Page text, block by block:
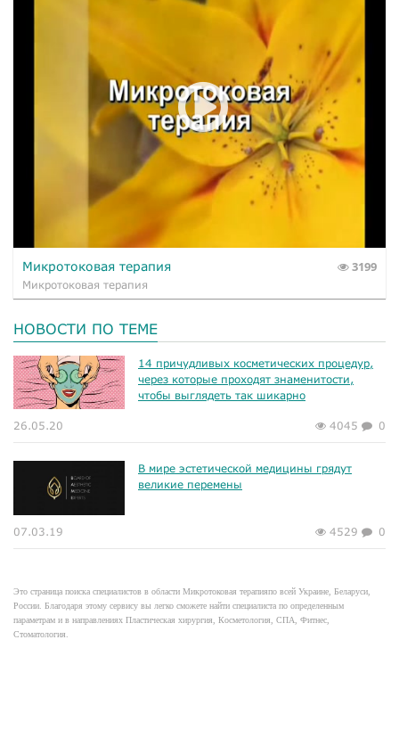
Микротоковая терапия
Микротоковая терапия
3199
НОВОСТИ ПО ТЕМЕ
14 причудливых косметических процедур,
через которые проходят знаменитости,
чтобы выглядеть так шикарно
26.05.20 4045 0
В мире эстетической медицины грядут
великие перемены
07.03.19 4529 0
Это страница поиска специалистов в области Микротоковая терапияпо всей Украине, Беларуси,
России. Благодаря этому сервису вы легко сможете найти специалиста по определенным
параметрам и в направлениях Пластическая хирургия, Косметология, СПА, Фитнес,
Стоматология.